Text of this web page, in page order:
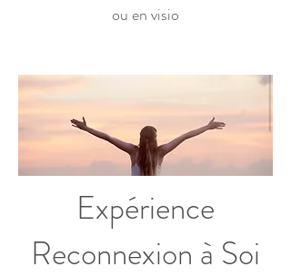
ou en visio
Expérience
Reconnexion à Soi